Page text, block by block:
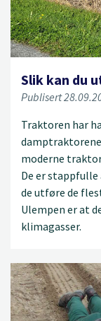
Slik kan du
Publisert
Traktoren har
damptraktorene
moderne
De er
de utføre de
Ulempen er at
klimagasser.